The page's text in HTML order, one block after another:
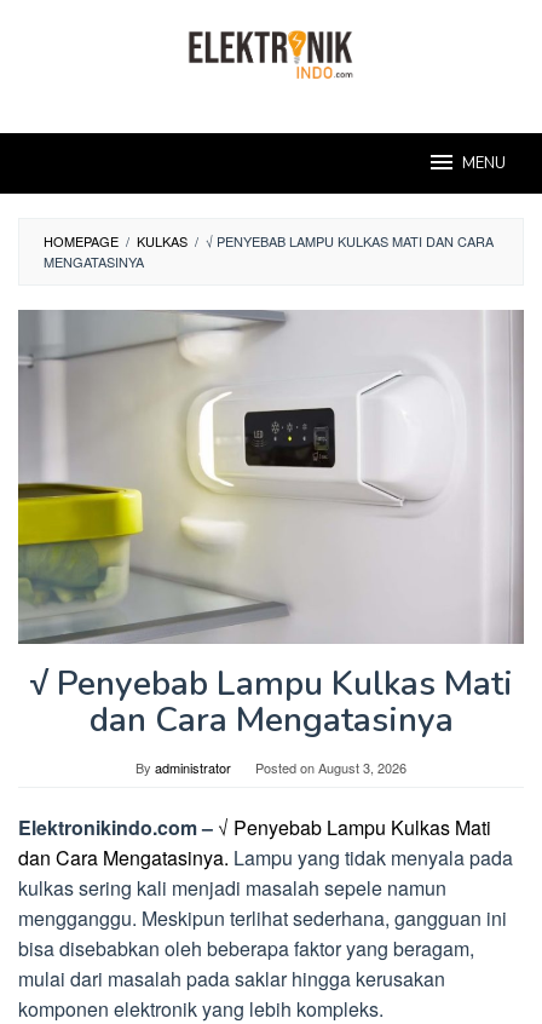
MENU
HOMEPAGE / KULKAS / √ PENYEBAB LAMPU KULKAS MATI DAN CARA
MENGATASINYA
√ Penyebab Lampu Kulkas Mati
dan Cara Mengatasinya
By administrator Posted onAugust 3, 2026
Elektronikindo.com – √ Penyebab Lampu Kulkas Mati
dan Cara Mengatasinya. Lampu yang tidak menyala pada
kulkas sering kali menjadi masalah sepele namun
mengganggu. Meskipun terlihat sederhana, gangguan ini
bisa disebabkan oleh beberapa faktor yang beragam,
mulai dari masalah pada saklar hingga kerusakan
komponen elektronik yang lebih kompleks.